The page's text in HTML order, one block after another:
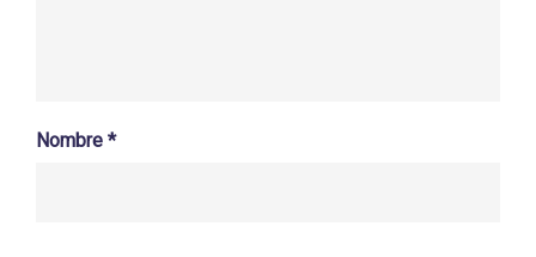
Nombre *